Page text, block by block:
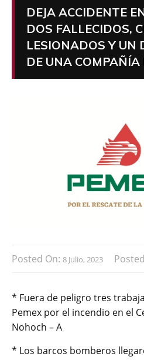
DEJA ACCIDENTE
DOS FALLECIDOS,
LESIONADOS Y UN
DE UNA
Posted On: 8 Julio, 2023
* Fuera de peligro tres
Pemex por el incendio en el
Nohoch – A
* Los barcos bomberos